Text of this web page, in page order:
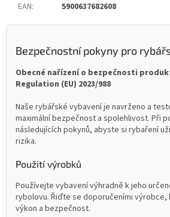
EAN: 5900637682608
Bezpečnostní pokyny pro
Obecné nařízení o bezpečnosti
Regulation (EU) 2023/988
Naše rybářské vybavení je navrženo a
maximální bezpečnost a spolehlivost. Při
následujících pokynů, abyste si rybaření
rizika.
Použití výrobků
Používejte vybavení výhradně k jeho
rybolovu. Řiďte se doporučeními
výkon a bezpečnost.